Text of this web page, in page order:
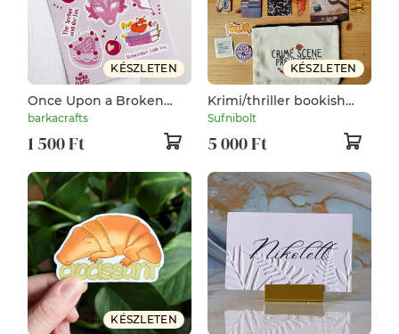
KÉSZLETEN
Once Upon a Broken
Heart Little Fox
könyvmoly matrica ív
barkacrafts
1 500 Ft
KÉSZLETEN
Krimi/thriller bookish
bundle
Sufnibolt
5 000 Ft
KÉSZLETEN